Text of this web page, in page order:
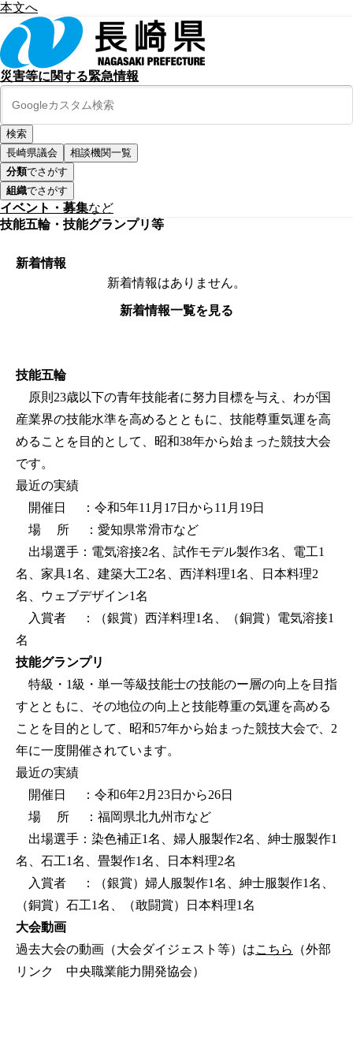
本文へ
災害等に関する緊急情報
長崎県議会
相談機関一覧
分類でさがす
組織でさがす
イベント・募集など
技能五輪・技能グランプリ等
新着情報
新着情報はありません。
新着情報一覧を見る
技能五輪
原則23歳以下の青年技能者に努力目標を与え、わが国
産業界の技能水準を高めるとともに、技能尊重気運を高
めることを目的として、昭和38年から始まった競技大会
です。
最近の実績
開催日 ：令和5年11月17日から11月19日
場 所 ：愛知県常滑市など
出場選手：電気溶接2名、試作モデル製作3名、電工1
名、家具1名、建築大工2名、西洋料理1名、日本料理2
名、ウェブデザイン1名
入賞者 ：（銀賞）西洋料理1名、（銅賞）電気溶接1
名
技能グランプリ
特級・1級・単一等級技能士の技能のー層の向上を目指
すとともに、その地位の向上と技能尊重の気運を高める
ことを目的として、昭和57年から始まった競技大会で、2
年に一度開催されています。
最近の実績
開催日 ：令和6年2月23日から26日
場 所 ：福岡県北九州市など
出場選手：染色補正1名、婦人服製作2名、紳士服製作1
名、石工1名、畳製作1名、日本料理2名
入賞者 ：（銀賞）婦人服製作1名、紳士服製作1名、
（銅賞）石工1名、（敢闘賞）日本料理1名
大会動画
過去大会の動画（大会ダイジェスト等）はこちら
（外部
リンク 中央職業能力開発協会）